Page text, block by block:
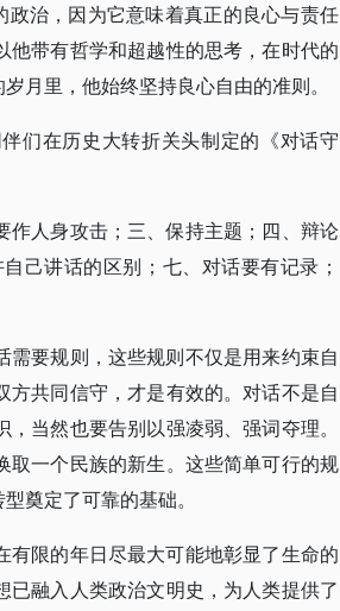
政治，因为它意味着真正的良心与责任
带有哲学和超越性的思考，在时代的
月里，他始终坚持良心自由的准则。
们在历史大转折关头制定的《对话守
人身攻击；三、保持主题；四、辩论
己讲话的区别；七、对话要有记录；
要规则，这些规则不仅是用来约束自
共同信守，才是有效的。对话不是自
当然也要告别以强凌弱、强词夺理。
取一个民族的新生。这些简单可行的规
奠定了可靠的基础。
限的年日尽最大可能地彰显了生命的
融入人类政治文明史，为人类提供了